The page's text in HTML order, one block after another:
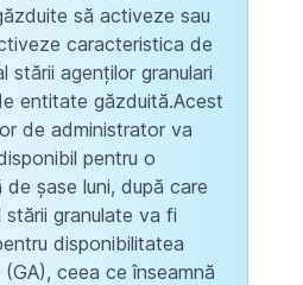
să activeze sau
caracteristica de
stării agenților granulari
entitate găzduită.Acest
de administrator va
pentru o
de șase luni, după care
stării granulate va fi
disponibilitatea
(GA), ceea ce înseamnă